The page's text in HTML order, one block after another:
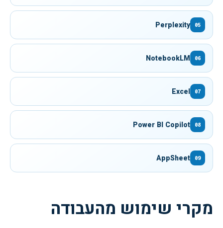
05
Perplexity
06
NotebookLM
07
Excel
08
Power BI Copilot
09
AppSheet
מקרי שימוש מהעבודה